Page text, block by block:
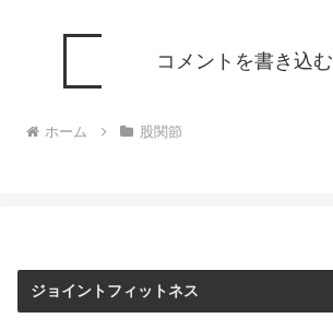
コメントを書き込む
ホーム 股関節
ジョイントフィットネス